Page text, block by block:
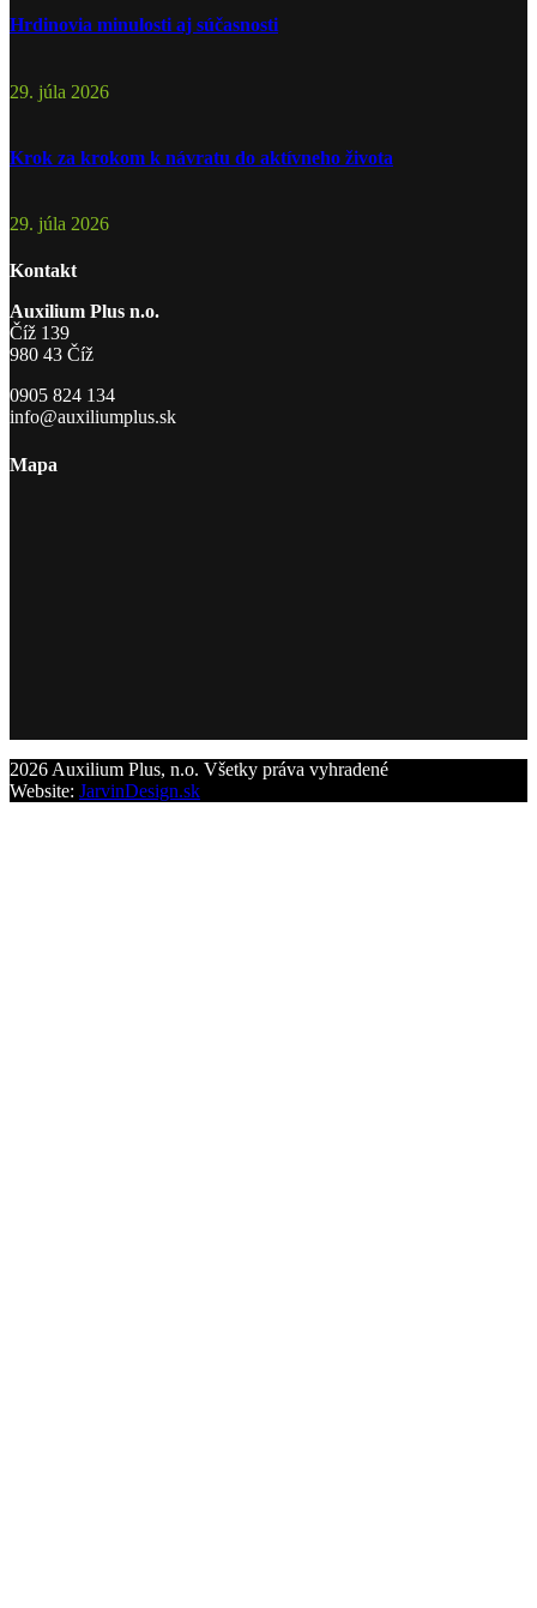
Hrdinovia minulosti aj súčasnosti
29. júla 2026
Krok za krokom k návratu do aktívneho života
29. júla 2026
Kontakt
Auxilium Plus n.o.
Číž 139
980 43 Číž
0905 824 134
info@auxiliumplus.sk
Mapa
2026 Auxilium Plus, n.o. Všetky práva vyhradené
Website: JarvinDesign.sk